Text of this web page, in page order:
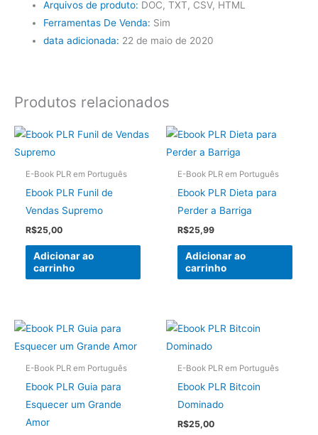
Arquivos de produto: DOC, TXT, CSV, HTML
Ferramentas De Venda: Sim
data adicionada: 22 de maio de 2020
Produtos relacionados
E-Book PLR em Português
Ebook PLR Funil de
Vendas Supremo
R$25,00
Adicionar ao
carrinho
E-Book PLR em Português
Ebook PLR Dieta para
Perder a Barriga
R$25,99
Adicionar ao
carrinho
E-Book PLR em Português
Ebook PLR Guia para
Esquecer um Grande
Amor
E-Book PLR em Português
Ebook PLR Bitcoin
Dominado
R$25,00